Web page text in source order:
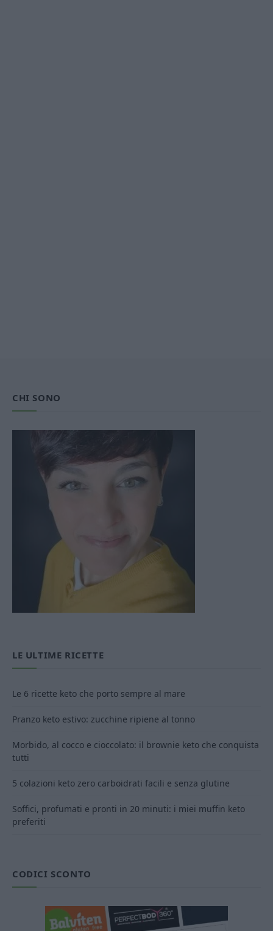
CHI SONO
LE ULTIME RICETTE
Le 6 ricette keto che porto sempre al mare
Pranzo keto estivo: zucchine ripiene al tonno
Morbido, al cocco e cioccolato: il brownie keto che conquista
tutti
5 colazioni keto zero carboidrati facili e senza glutine
Soffici, profumati e pronti in 20 minuti: i miei muffin keto
preferiti
CODICI SCONTO